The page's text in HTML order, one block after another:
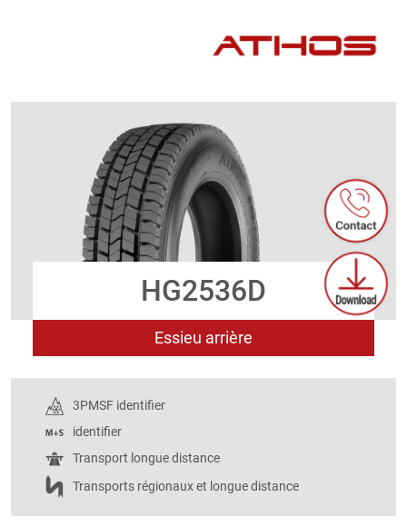
HG2536D
Essieu arrière
3PMSF identifier
identifier
Transport longue distance
Transports régionaux et longue distance